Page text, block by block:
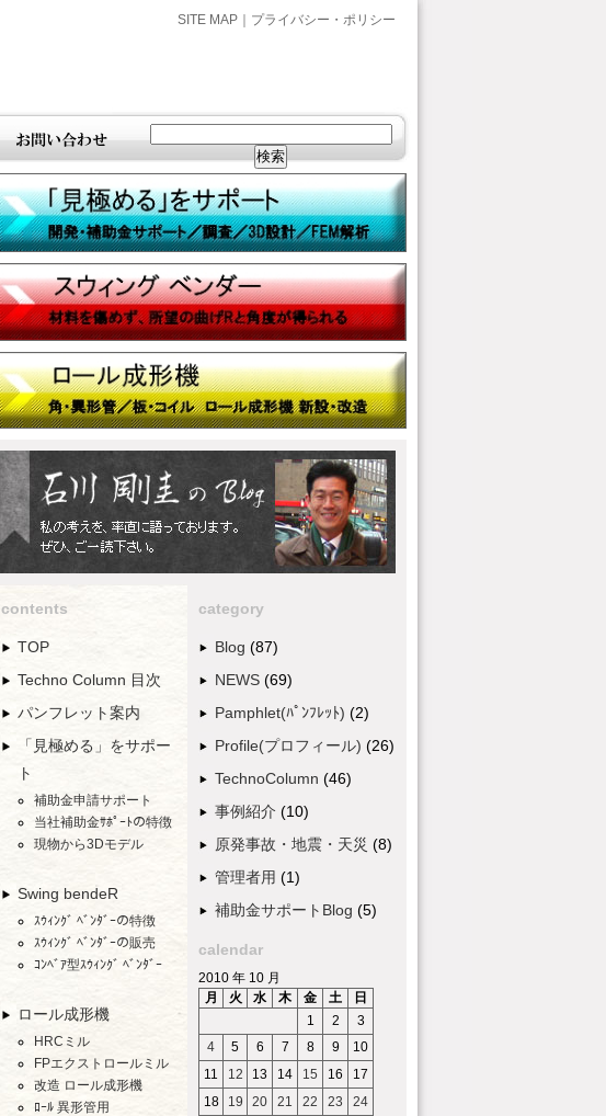
SITE MAP プライバシー・ポリシー
contents
TOP
Techno Column 目次
パンフレット案内
「見極める」をサポー
ト
補助金申請サポート
当社補助金ｻﾎﾟｰﾄの特徴
現物から3Dモデル
Swing bendeR
ｽｳｨﾝｸﾞ ﾍﾞﾝﾀﾞｰの特徴
ｽｳｨﾝｸﾞ ﾍﾞﾝﾀﾞｰの販売
ｺﾝﾍﾞｱ型ｽｳｨﾝｸﾞ ﾍﾞﾝﾀﾞｰ
ロール成形機
HRCミル
FPエクストロールミル
改造 ロール成形機
ﾛｰﾙ 異形管用
category
Blog (87)
NEWS (69)
Pamphlet(ﾊﾟﾝﾌﾚｯﾄ) (2)
Profile(プロフィール) (26)
TechnoColumn (46)
事例紹介 (10)
原発事故・地震・天災 (8)
管理者用 (1)
補助金サポートBlog (5)
calendar
2010 年 10 月
月
火 水 木 金 土 日
1 2
3
4
5 6 7 8 9
10
11
12 13 14 15 16
17
18
19 20 21 22 23
24